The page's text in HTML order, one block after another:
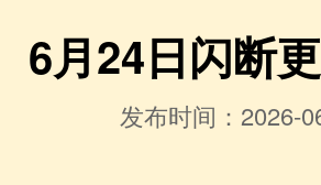
6月24日闪断
发布时间：2026-